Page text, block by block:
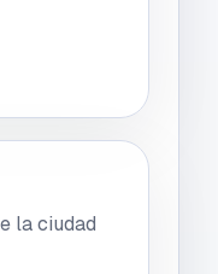
la ciudad